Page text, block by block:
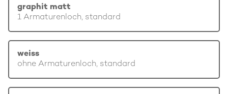
graphit matt
1 Armaturenloch, standard
weiss
ohne Armaturenloch, standard